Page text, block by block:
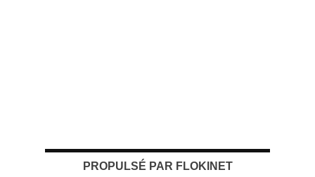
PROPULSÉ PAR FLOKINET